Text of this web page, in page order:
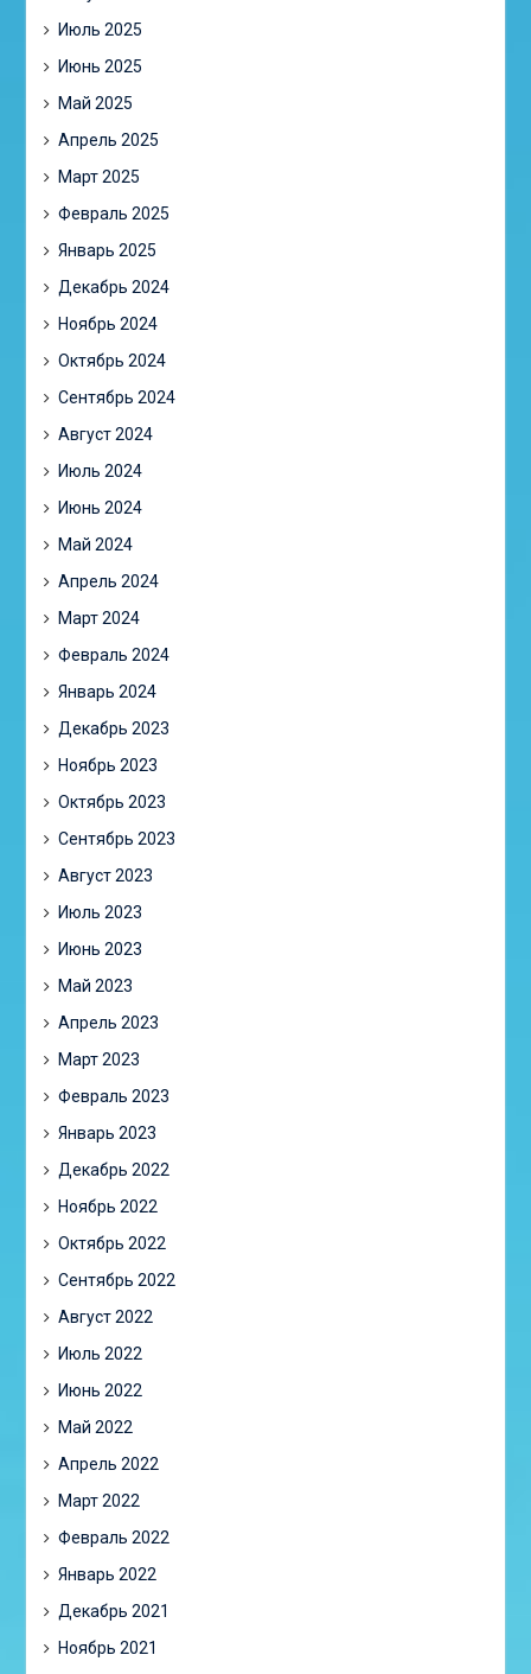
Июль 2025
Июнь 2025
Май 2025
Апрель 2025
Март 2025
Февраль 2025
Январь 2025
Декабрь 2024
Ноябрь 2024
Октябрь 2024
Сентябрь 2024
Август 2024
Июль 2024
Июнь 2024
Май 2024
Апрель 2024
Март 2024
Февраль 2024
Январь 2024
Декабрь 2023
Ноябрь 2023
Октябрь 2023
Сентябрь 2023
Август 2023
Июль 2023
Июнь 2023
Май 2023
Апрель 2023
Март 2023
Февраль 2023
Январь 2023
Декабрь 2022
Ноябрь 2022
Октябрь 2022
Сентябрь 2022
Август 2022
Июль 2022
Июнь 2022
Май 2022
Апрель 2022
Март 2022
Февраль 2022
Январь 2022
Декабрь 2021
Ноябрь 2021